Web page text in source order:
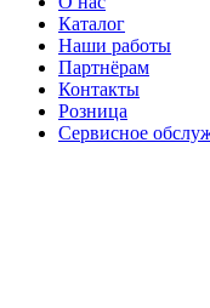
Каталог
Наши работы
Партнёрам
Контакты
Розница
Сервисное